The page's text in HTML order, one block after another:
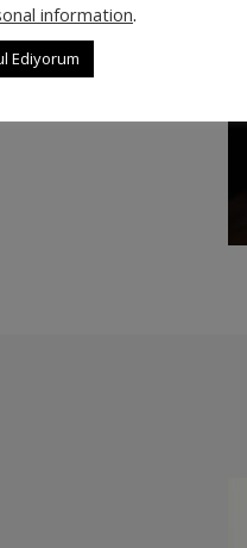
information.
Ediyorum